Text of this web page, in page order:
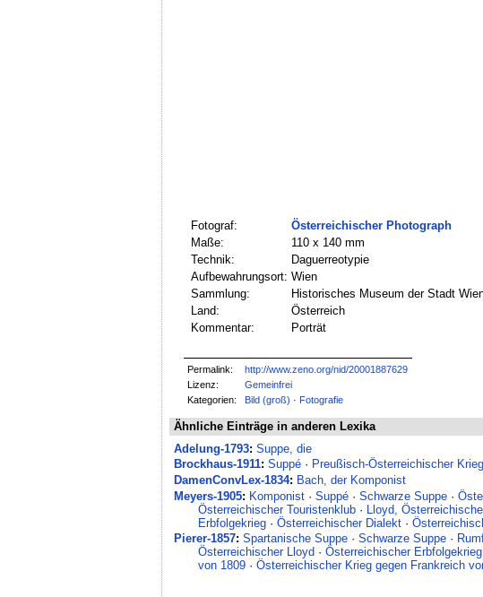
Fotograf:
Österreichischer Photograph
Maße:
110 x 140 mm
Technik:
Daguerreotypie
Aufbewahrungsort: Wien
Sammlung:
Historisches Museum der Stadt
Land:
Österreich
Kommentar:
Porträt
Permalink:
http://www.zeno.org/nid/20001887629
Lizenz:
Gemeinfrei
Kategorien:
Bild (groß) · Fotografie
Ähnliche Einträge in anderen Lexika
Adelung-1793: Suppe, die
Brockhaus-1911: Suppé · Preußisch-Österreichischer
DamenConvLex-1834: Bach, der Komponist
Meyers-1905: Komponist ·Suppé ·Schwarze Suppe ·
Österreichischer Touristenklub· Lloyd,
Erbfolgekrieg· Österreichischer Dialekt·
Pierer-1857: Spartanische Suppe ·Schwarze Suppe ·
Österreichischer Lloyd · Österreichischer Erbfolgekrieg
von 1809· Österreichischer Krieg gegen Frankreich